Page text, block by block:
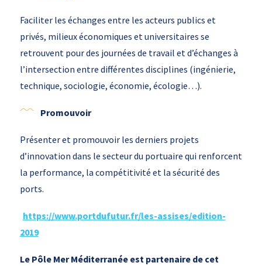
Faciliter les échanges entre les acteurs publics et
privés, milieux économiques et universitaires se
retrouvent pour des journées de travail et d’échanges à
l’intersection entre différentes disciplines (ingénierie,
technique, sociologie, économie, écologie…).
Promouvoir
Présenter et promouvoir les derniers projets
d’innovation dans le secteur du portuaire qui renforcent
la performance, la compétitivité et la sécurité des
ports.
https://www.portdufutur.fr/les-assises/edition-
2019
Le Pôle Mer Méditerranée est partenaire de cet